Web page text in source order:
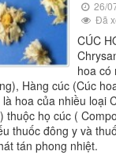
26/
Đã
CÚC
hoa có
Hàng cúc (Cúc
hoa của nhiều loại
thuộc họ cúc (
thuốc đông y và
tán phong nhiệt.